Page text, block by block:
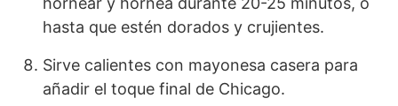
hasta que estén dorados y crujientes.
Sirve calientes con mayonesa casera para
añadir el toque final de Chicago.